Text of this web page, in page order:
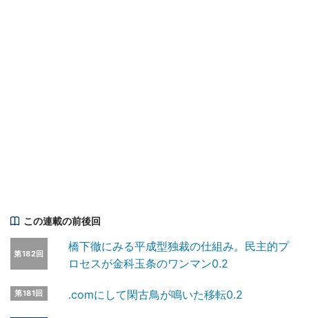
この連載の前後回
第182回
橋下徹にみる平成型独裁の仕組み。民主的プ
ロセスが金科玉条のワンマン0.2
第181回 .comにして閑古鳥が鳴いた移転0.2